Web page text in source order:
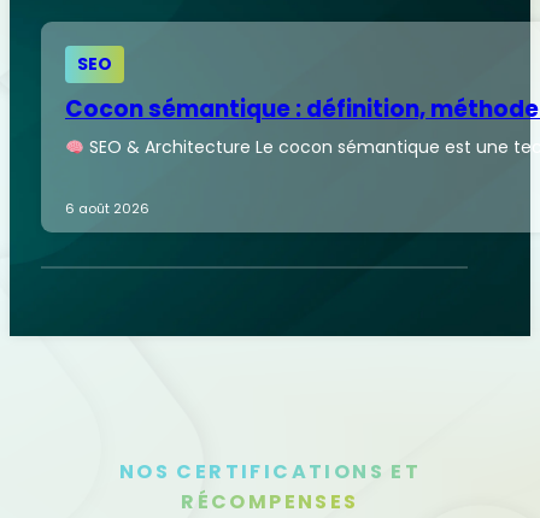
SEO
Cocon sémantique : définition,
SEO & Architecture Le cocon sémantique est une
6 août 2026
NOS CERTIFICATIONS ET
RÉCOMPENSES